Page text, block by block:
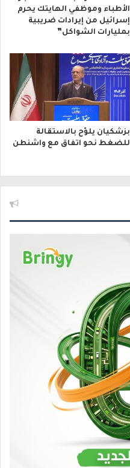
الأطباء وموظفي الهايتك يحرم
إسرائيل من إيرادات ضريبية
بمليارات الشواكل”
بزشكيان يلوّح بالاستقالة
للضغط نحو اتفاق مع واشنطن